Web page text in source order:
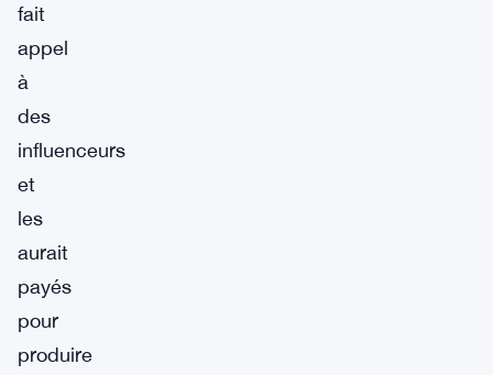
fait
appel
à
des
influenceurs
et
les
aurait
payés
pour
produire